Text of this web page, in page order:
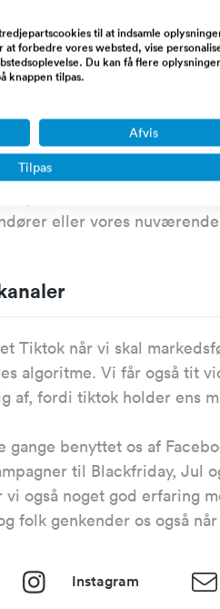
en af de bedste indenfor
kunder. Det ikke bare et
bestilt til den
stickers og lidt slik som
også grundene til vi har
potentiale for at udvide
eller vores
Tiktok når vi skal
algoritme. Vi får også tit
af, fordi tiktok holder ens
gange benyttet os af
til Blackfriday, Jul
vi også noget god erfaring
folk genkender os også
Instagram
til at indsamle
at forbedre vores websted, vise
Du kan få flere
knappen tilpas.
Afvis
Tilpas